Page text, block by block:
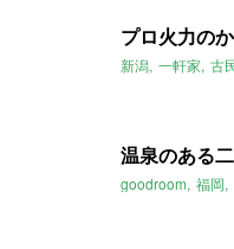
プロ火力の
新潟 一軒家 古
温泉のある
goodroom 福岡